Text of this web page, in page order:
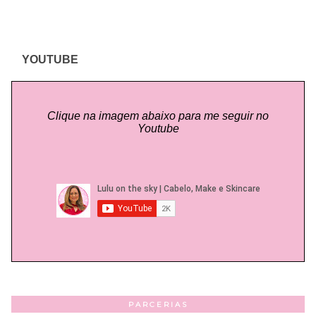
YOUTUBE
Clique na imagem abaixo para me seguir no
Youtube
PARCERIAS